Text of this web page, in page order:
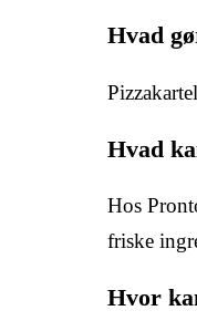
Hvad
Hvad
Hos
friske
Hvor